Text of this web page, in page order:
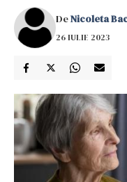
DeNicoleta
26 IULIE 2023